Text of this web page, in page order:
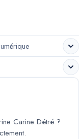
Carine Détré ?